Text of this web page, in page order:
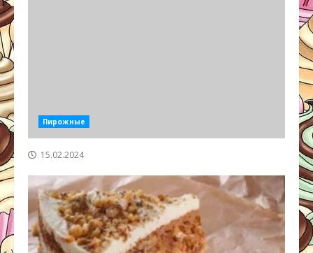
Пирожные
15.02.2024